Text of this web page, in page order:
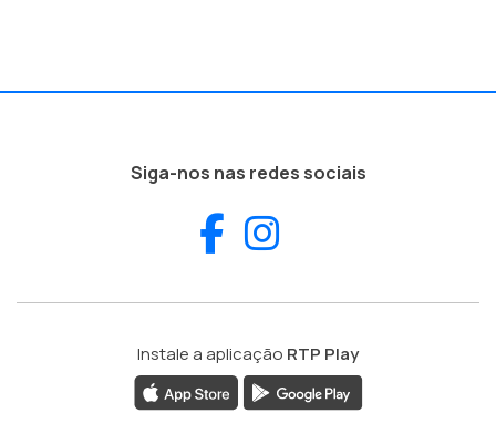
Siga-nos nas redes sociais
Facebook
Instale a aplicação RTP Play